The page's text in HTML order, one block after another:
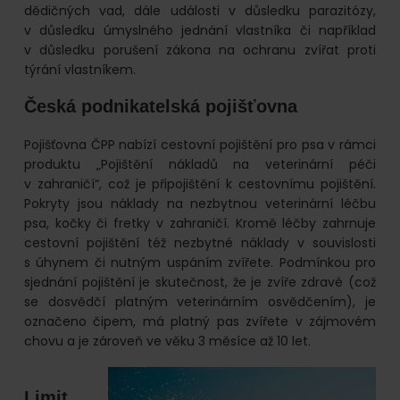
dědičných vad, dále události v důsledku parazitózy,
v důsledku úmyslného jednání vlastníka či například
v důsledku porušení zákona na ochranu zvířat proti
týrání vlastníkem.
Česká podnikatelská pojišťovna
Pojišťovna ČPP nabízí cestovní pojištění pro psa v rámci
produktu „Pojištění nákladů na veterinární péči
v zahraničí“, což je připojištění k cestovnímu pojištění.
Pokryty jsou náklady na nezbytnou veterinární léčbu
psa, kočky či fretky v zahraničí. Kromě léčby zahrnuje
cestovní pojištění též nezbytné náklady v souvislosti
s úhynem či nutným uspáním zvířete. Podmínkou pro
sjednání pojištění je skutečnost, že je zvíře zdravé (což
se dosvědčí platným veterinárním osvědčením), je
označeno čipem, má platný pas zvířete v zájmovém
chovu a je zároveň ve věku 3 měsíce až 10 let.